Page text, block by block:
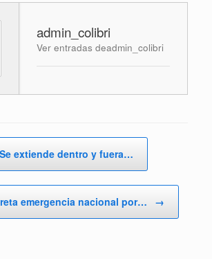
admin_colibri
Ver entradas deadmin_colibri
Se extiende dentro y fuera…
emergencia nacional por… →